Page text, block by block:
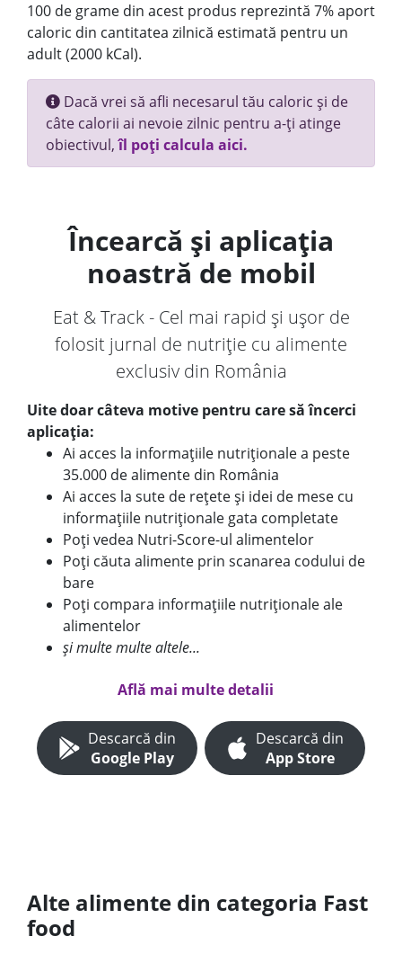
100 de grame din acest produs reprezintă 7% aport
caloric din cantitatea zilnică estimată pentru un
adult (2000 kCal).
Dacă vrei să afli necesarul tău caloric și de
câte calorii ai nevoie zilnic pentru a-ți atinge
obiectivul,îl poți calcula aici.
Încearcă și aplicația
noastră de mobil
Eat & Track - Cel mai rapid și ușor de
folosit jurnal de nutriție cu alimente
exclusiv din România
Uite doar câteva motive pentru care să încerci
aplicația:
Ai acces la informațiile nutriționale a peste
35.000 de alimente din România
Ai acces la sute de rețete și idei de mese cu
informațiile nutriționale gata completate
Poți vedea Nutri-Score-ul alimentelor
Poți căuta alimente prin scanarea codului de
bare
Poți compara informațiile nutriționale ale
alimentelor
și multe multe altele...
Află mai multe detalii
Descarcă din
Google Play
Descarcă din
App Store
Alte alimente din categoria Fast
food